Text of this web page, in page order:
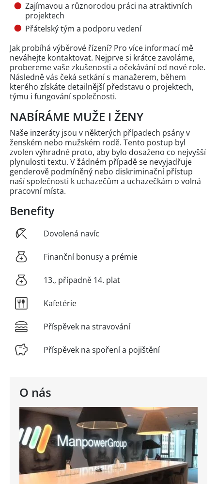
O nás
Zajímavou a různorodou práci na atraktivních
projektech
Přátelský tým a podporu vedení
Jak probíhá výběrové řízení? Pro více informací mě
neváhejte kontaktovat. Nejprve si krátce zavoláme,
probereme vaše zkušenosti a očekávání od nové role.
Následně vás čeká setkání s manažerem, během
kterého získáte detailnější představu o projektech,
týmu i fungování společnosti.
NABÍRÁME MUŽE I ŽENY
Naše inzeráty jsou v některých případech psány v
ženském nebo mužském rodě. Tento postup byl
zvolen výhradně proto, aby bylo dosaženo co nejvyšší
plynulosti textu. V žádném případě se nevyjadřuje
genderově podmíněný nebo diskriminační přístup
naší společnosti k uchazečům a uchazečkám o volná
pracovní místa.
Benefity
Dovolená navíc
Finanční bonusy a prémie
13., případně 14. plat
Kafetérie
Příspěvek na stravování
Příspěvek na spoření a pojištění